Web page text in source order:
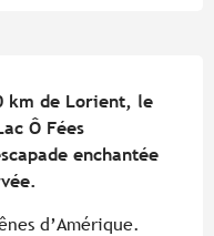
km de Lorient, le
Ô Fées
enchantée
d’Amérique.